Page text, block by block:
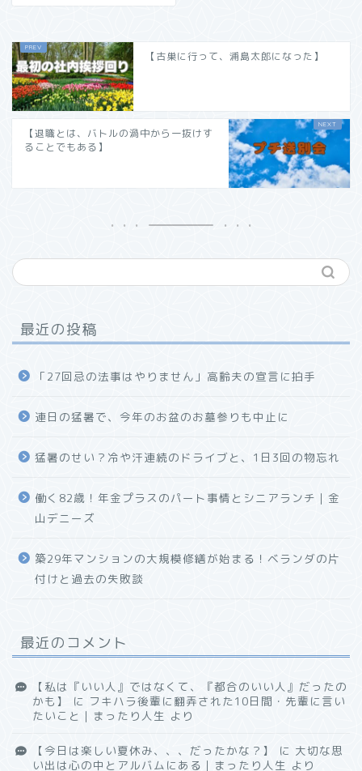
【古巣に行って、浦島太郎になった】
【退職とは、バトルの渦中から一抜けす
ることでもある】
最近の投稿
「27回忌の法事はやりません」高齢夫の宣言に拍手
連日の猛暑で、今年のお盆のお墓参りも中止に
猛暑のせい？冷や汗連続のドライブと、1日3回の物忘れ
働く82歳！年金プラスのパート事情とシニアランチ｜金
山デニーズ
築29年マンションの大規模修繕が始まる！ベランダの片
付けと過去の失敗談
最近のコメント
【私は『いい人』ではなくて、『都合のいい人』だったの
かも】
に フキハラ後輩に翻弄された10日間・先輩に言い
たいこと｜まったり人生 より
【今日は楽しい夏休み、、、だったかな？】 に 大切な思
い出は心の中とアルバムにある｜まったり人生 より